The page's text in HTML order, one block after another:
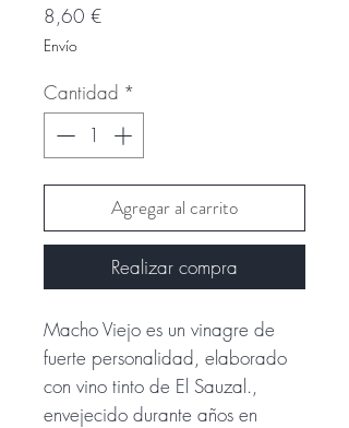
8,60 €
Envío
Cantidad *
Agregar al carrito
Realizar compra
Macho Viejo es un vinagre de
fuerte personalidad, elaborado
con vino tinto de El Sauzal.,
envejecido durante años en